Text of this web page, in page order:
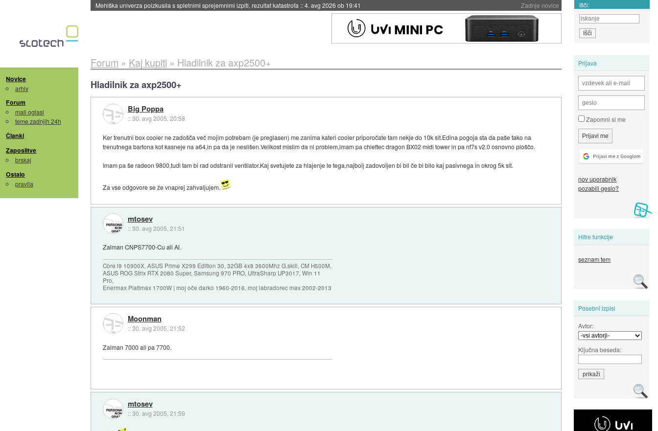
Zadnje novice
Mehiška univerza poizkusila s spletnimi sprejemnimi izpiti, rezultat katastrofa ::4. avg 2026 ob 19:41 Išči:
Novice
arhiv
Forum
mali oglasi
teme zadnjih 24h
Članki
Zaposlitve
brskaj
Ostalo
pravila
Prijava
Zapomni si me
nov uporabnik
pozabili geslo?
Hitre funkcije
seznam tem
Posebni izpisi
Avtor:
Ključna beseda:
Forum » Kaj kupiti » Hladilnik za axp2500+
Hladilnik za axp2500+
Big Poppa
::30. avg 2005, 20:58
Ker trenutni box cooler ne zadošča več mojim potrebam (je preglasen) me zanima kateri cooler priporočate tam nekje do 10k sit.Edina pogoja sta da paše tako na
trenutnega bartona kot kasneje na a64,in pa da je neslišen.Velikost mislim da ni problem,imam pa chieftec dragon BX02 midi tower in pa nf7s v2.0 osnovno ploščo.
Imam pa še radeon 9800,tudi tam bi rad odstranil ventilator.Kaj svetujete za hlajenje le tega,najbolj zadovoljen bi bil če bi bilo kaj pasivnega in okrog 5k sit.
Za vse odgovore se že vnaprej zahvaljujem.
mtosev
::30. avg 2005, 21:51
Zalman CNPS7700-Cu ali Al.
Core i9 10900X, ASUS Prime X299 Edition 30, 32GB 4x8 3600Mhz G.skill, CM H500M,
ASUS ROG Strix RTX 2080 Super, Samsung 970 PRO, UltraSharp UP3017, Win 11
Pro,
Enermax Platimax 1700W | moj oče darko 1960-2016, moj labradorec max 2002-2013
Moonman
::30. avg 2005, 21:52
Zalman 7000 ali pa 7700.
mtosev
::30. avg 2005, 21:59